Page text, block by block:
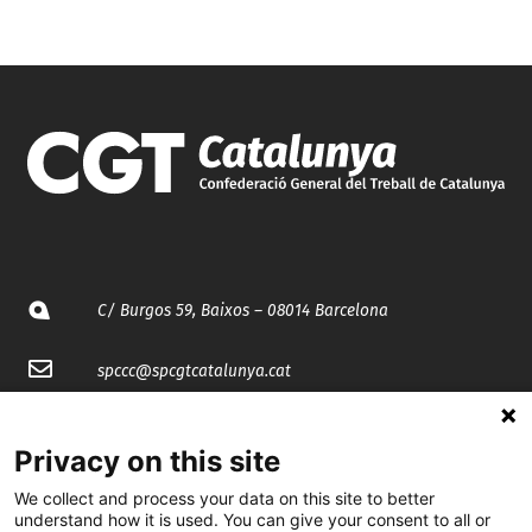
C/ Burgos 59, Baixos – 08014 Barcelona
spccc@spcgtcatalunya.cat
@CGTCatalunya
Privacy on this site
We collect and process your data on this site to better
understand how it is used. You can give your consent to all or